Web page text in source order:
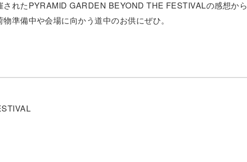
れたPYRAMID GARDEN BEYOND THE FESTIVALの感想から
準備中や会場に向かう道中のお供にぜひ。